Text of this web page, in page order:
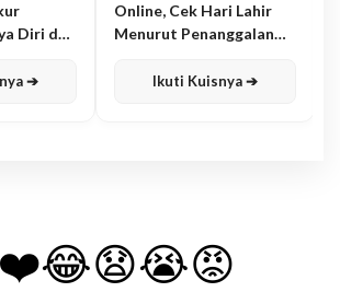
Diri dan
➔
Online, Cek Hari Lahir
Menurut Penanggalan
Ikuti Kuisnya ➔
❤️😂😧😭😡